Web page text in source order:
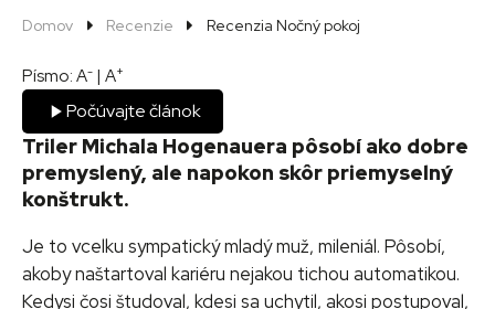
Domov Recenzie Recenzia Nočný pokoj
Písmo: A- | A+
Počúvajte článok
Triler Michala Hogenauera pôsobí ako dobre
premyslený, ale napokon skôr priemyselný
konštrukt.
Je to vcelku sympatický mladý muž, mileniál. Pôsobí,
akoby naštartoval kariéru nejakou tichou automatikou.
Kedysi čosi študoval, kdesi sa uchytil, akosi postupoval,